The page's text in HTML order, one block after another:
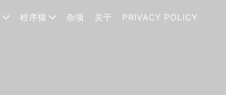
程序猿 杂项 关于 PRIVACY POLICY